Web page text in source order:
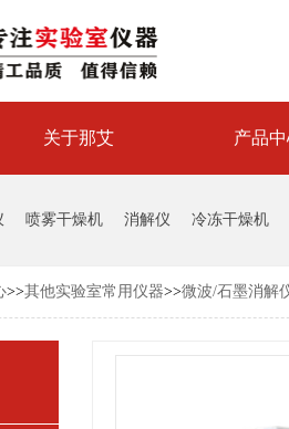
关于那艾 产品
喷雾干燥机 消解仪 冷冻干燥机
>>其他实验室常用仪器>>微波/石墨消解